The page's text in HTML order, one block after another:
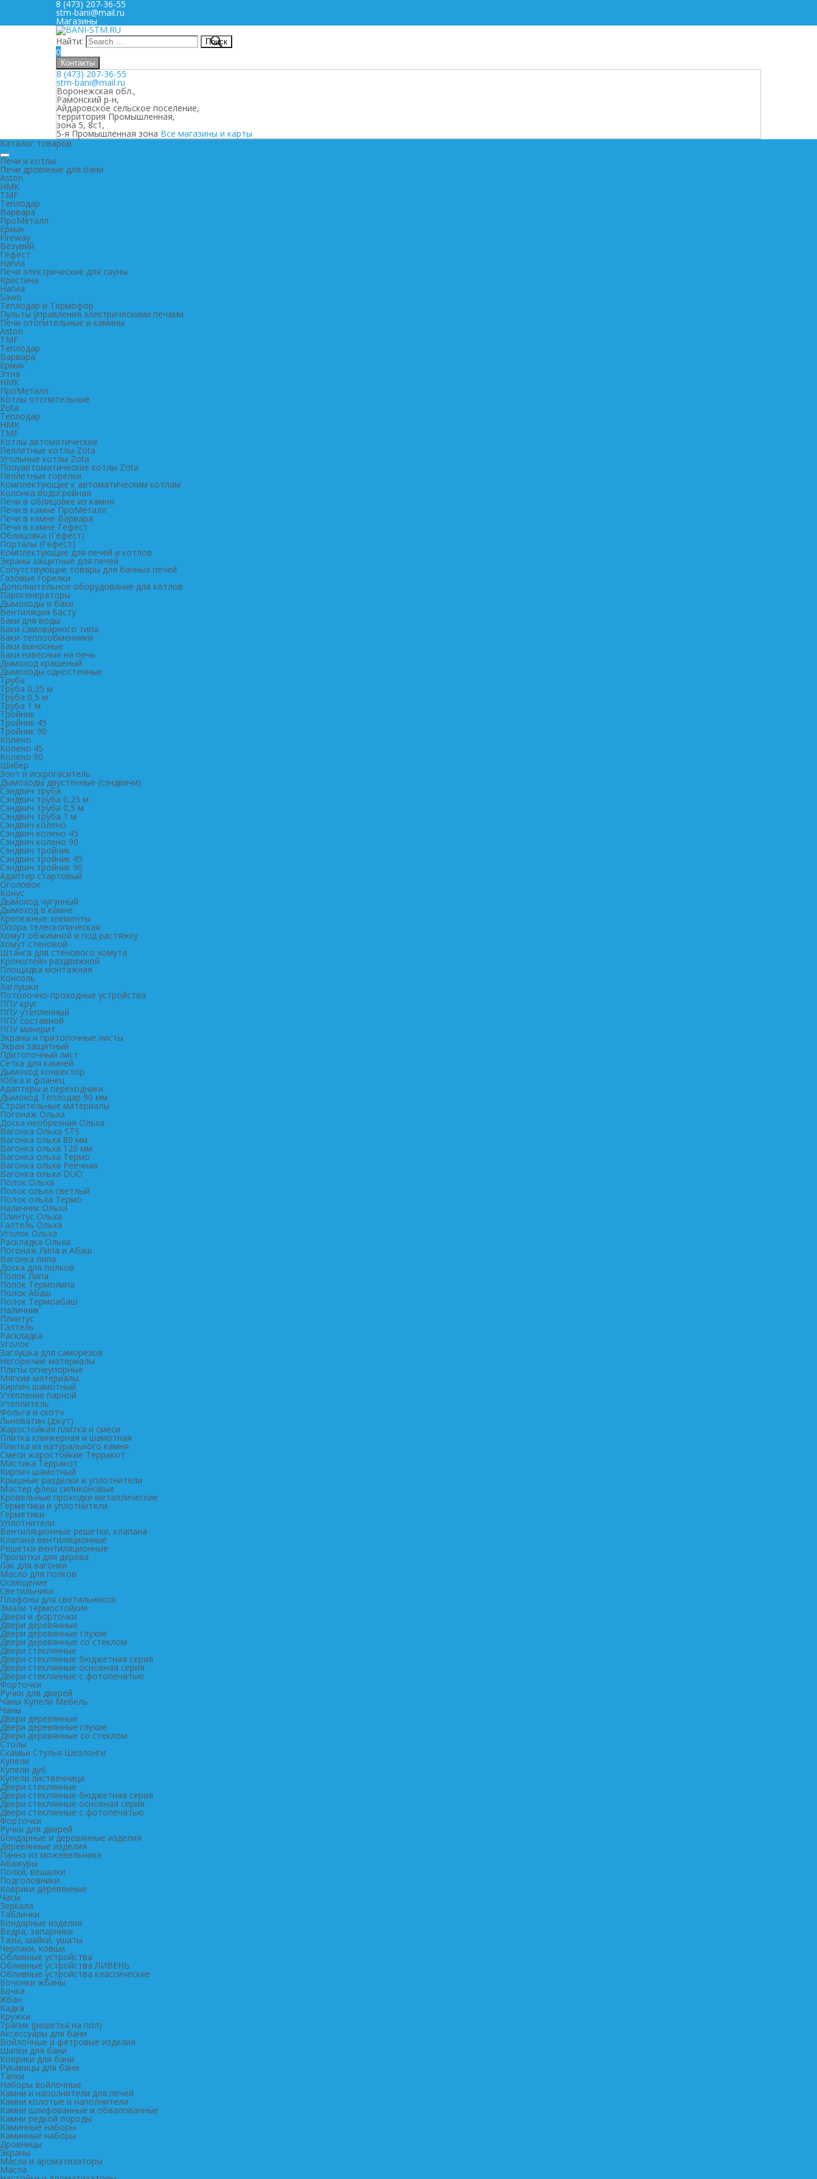
8 (473) 207-36-55
stm-bani@mail.ru
Магазины
Найти:
0
Контакты
8 (473) 207-36-55
stm-bani@mail.ru
Воронежская обл.,
Рамонский р-н,
Айдаровское сельское поселение,
территория Промышленная,
зона 5, 8с1,
5-я Промышленная зона Все магазины и карты
Каталог товаров
Печи и котлы
Печи дровяные для бани
Aston
НМК
TMF
Теплодар
Варвара
ПроМеталл
Ермак
Fireway
Везувий
Гефест
Harvia
Печи электрические для сауны
Кристина
Harvia
Sawo
Теплодар и Термофор
Пульты управления электрическими печами
Печи отопительные и камины
Aston
TMF
Теплодар
Варвара
Ермак
Этна
НМК
ПроМеталл
Котлы отопительные
Zota
Теплодар
НМК
TMF
Котлы автоматические
Пеллетные котлы Zota
Угольные котлы Zota
Полуавтоматические котлы Zota
Пеллетные горелки
Комплектующие к автоматическим котлам
Колонка водогрейная
Печи в облицовке из камня
Печи в камне ПроМеталл
Печи в камне Варвара
Печи в камне Гефест
Облицовка (Гефест)
Порталы (Гефест)
Комплектующие для печей и котлов
Экраны защитные для печей
Сопутствующие товары для банных печей
Газовые горелки
Дополнительное оборудование для котлов
Парогенераторы
Дымоходы и баки
Вентиляция Басту
Баки для воды
Баки самоварного типа
Баки-теплообменники
Баки выносные
Баки навесные на печь
Дымоход крашеный
Дымоходы одностенные
Труба
Труба 0,25 м
Труба 0,5 м
Труба 1 м
Тройник
Тройник 45
Тройник 90
Колено
Колено 45
Колено 90
Шибер
Зонт и искрогаситель
Дымоходы двустенные (сэндвичи)
Сэндвич труба
Сэндвич труба 0,25 м
Сэндвич труба 0,5 м
Сэндвич труба 1 м
Сэндвич колено
Сэндвич колено 45
Сэндвич колено 90
Сэндвич тройник
Сэндвич тройник 45
Сэндвич тройник 90
Адаптер стартовый
Оголовок
Конус
Дымоход чугунный
Дымоход в камне
Крепежные элементы
Опора телескопическая
Хомут обжимной и под растяжку
Хомут стеновой
Штанга для стенового хомута
Кронштейн раздвижной
Площадка монтажная
Консоль
Заглушки
Потолочно-проходные устройства
ППУ круг
ППУ утепленный
ППУ составной
ППУ минерит
Экраны и притопочные листы
Экран защитный
Притопочный лист
Сетка для камней
Дымоход конвектор
Юбка и фланец
Адаптеры и переходники
Дымоход Теплодар 90 мм
Cтроительные материалы
Погонаж Ольха
Доска необрезная Ольха
Вагонка Ольха STS
Вагонка ольха 80 мм
Вагонка ольха 120 мм
Вагонка ольха Термо
Вагонка ольха Реечная
Вагонка ольха DUO
Полок Ольха
Полок ольха светлый
Полок ольха Термо
Наличник Ольха
Плинтус Ольха
Галтель Ольха
Уголок Ольха
Раскладка Ольха
Погонаж Липа и Абаш
Вагонка липа
Доска для полков
Полок Липа
Полок Термолипа
Полок Абаш
Полок Термоабаш
Наличник
Плинтус
Галтель
Раскладка
Уголок
Заглушка для саморезов
Негорючие материалы
Плиты огнеупорные
Мягкие материалы
Кирпич шамотный
Утепление парной
Утеплитель
Фольга и скотч
Льноватин (джут)
Жаростойкая плитка и смеси
Плитка клинкерная и шамотная
Плитка из натурального камня
Смеси жаростойкие Терракот
Мастика Терракот
Кирпич шамотный
Крышные разделки и уплотнители
Мастер флеш силиконовые
Кровельные проходки металлические
Герметики и уплотнители
Герметики
Уплотнители
Вентиляционные решетки, клапана
Клапана вентиляционные
Решетки вентиляционные
Пропитки для дерева
Лак для вагонки
Масло для полков
Освещение
Светильники
Плафоны для светильников
Эмали термостойкие
Двери и форточки
Двери деревянные
Двери деревянные глухие
Двери деревянные со стеклом
Двери стеклянные
Двери стеклянные бюджетная серия
Двери стеклянные основная серия
Двери стеклянные с фотопечатью
Форточки
Ручки для дверей
Чаны Купели Мебель
Чаны
Двери деревянные
Двери деревянные глухие
Двери деревянные со стеклом
Столы
Скамьи Стулья Шезлонги
Купели
Купели дуб
Купели лиственница
Двери стеклянные
Двери стеклянные бюджетная серия
Двери стеклянные основная серия
Двери стеклянные с фотопечатью
Форточки
Ручки для дверей
Бондарные и деревянные изделия
Деревянные изделия
Панно из можевельника
Абажуры
Полки, вешалки
Подголовники
Коврики деревянные
Часы
Зеркала
Таблички
Бондарные изделия
Ведра, запарники
Тазы, шайки, ушаты
Черпаки, ковши
Обливные устройства
Обливные устройства ЛИВЕНЬ
Обливные устройства классические
Бочонки жбаны
Бочка
Жбан
Кадка
Кружки
Трапик (решетка на пол)
Аксессуары для бани
Войлочные и фетровые изделия
Шапки для бани
Коврики для бани
Рукавицы для бани
Тапки
Наборы войлочные
Камни и наполнители для печей
Камни колотые и наполнители
Камни шлифованные и обвалованные
Камни редкой породы
Каминные наборы
Каминные наборы
Дровницы
Экраны
Масла и ароматизаторы
Масла